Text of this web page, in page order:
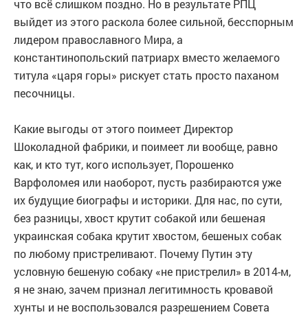
что всё слишком поздно. Но в результате РПЦ
выйдет из этого раскола более сильной, бесспорным
лидером православного Мира, а
константинопольский патриарх вместо желаемого
титула «царя горы» рискует стать просто паханом
песочницы.
Какие выгоды от этого поимеет Директор
Шоколадной фабрики, и поимеет ли вообще, равно
как, и кто тут, кого использует, Порошенко
Варфоломея или наоборот, пусть разбираются уже
их будущие биографы и историки. Для нас, по сути,
без разницы, хвост крутит собакой или бешеная
украинская собака крутит хвостом, бешеных собак
по любому пристреливают. Почему Путин эту
условную бешеную собаку «не пристрелил» в 2014-м,
я не знаю, зачем признал легитимность кровавой
хунты и не воспользовался разрешением Совета